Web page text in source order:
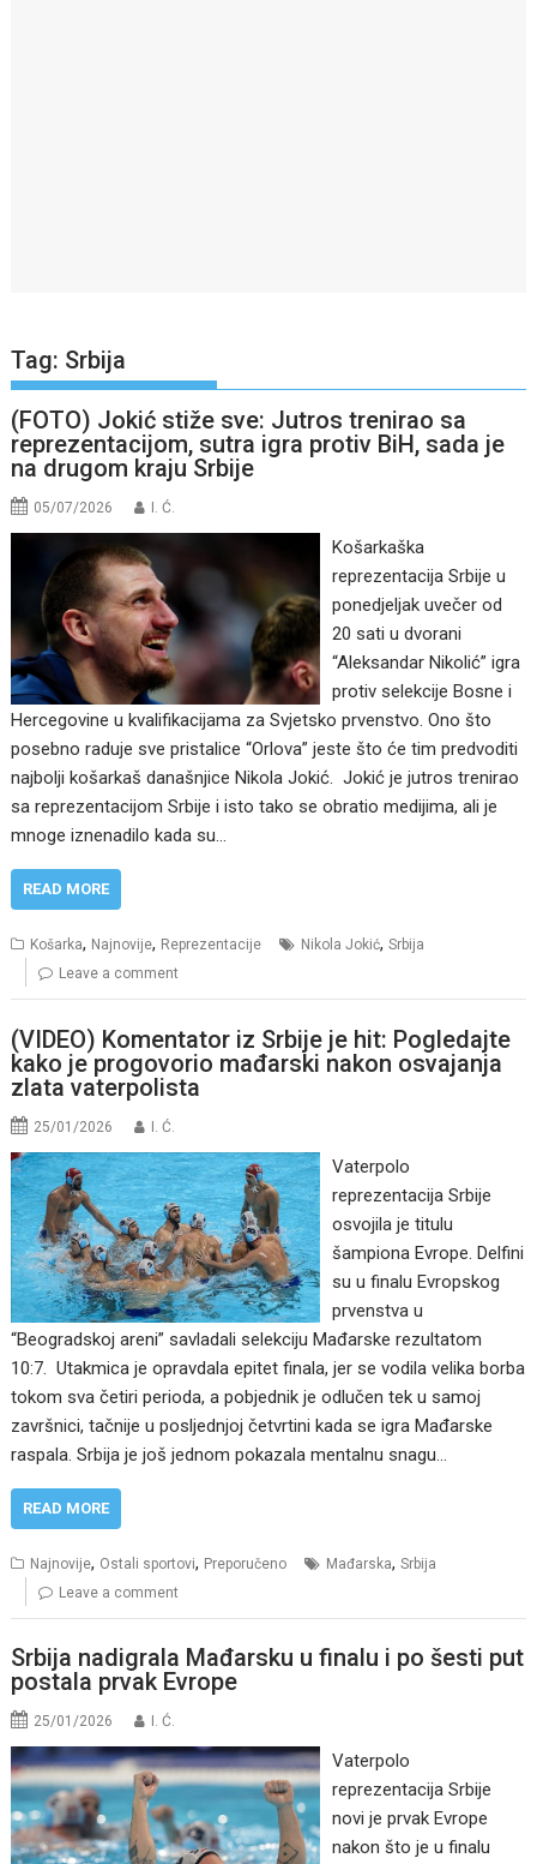
Tag: Srbija
(FOTO) Jokić stiže sve: Jutros trenirao sa
reprezentacijom, sutra igra protiv BiH, sada je
na drugom kraju Srbije
05/07/2026 I. Ć.
Košarkaška
reprezentacija Srbije u
ponedjeljak uvečer od
20 sati u dvorani
“Aleksandar Nikolić” igra
protiv selekcije Bosne i
Hercegovine u kvalifikacijama za Svjetsko prvenstvo. Ono što
posebno raduje sve pristalice “Orlova” jeste što će tim predvoditi
najbolji košarkaš današnjice Nikola Jokić. Jokić je jutros trenirao
sa reprezentacijom Srbije i isto tako se obratio medijima, ali je
mnoge iznenadilo kada su…
READ MORE
Košarka, Najnovije, Reprezentacije Nikola Jokić,Srbija
Leave a comment
(VIDEO) Komentator iz Srbije je hit: Pogledajte
kako je progovorio mađarski nakon osvajanja
zlata vaterpolista
25/01/2026 I. Ć.
Vaterpolo
reprezentacija Srbije
osvojila je titulu
šampiona Evrope. Delfini
su u finalu Evropskog
prvenstva u
“Beogradskoj areni” savladali selekciju Mađarske rezultatom
10:7. Utakmica je opravdala epitet finala, jer se vodila velika borba
tokom sva četiri perioda, a pobjednik je odlučen tek u samoj
završnici, tačnije u posljednjoj četvrtini kada se igra Mađarske
raspala. Srbija je još jednom pokazala mentalnu snagu…
READ MORE
Najnovije, Ostali sportovi, Preporučeno Mađarska,Srbija
Leave a comment
Srbija nadigrala Mađarsku u finalu i po šesti put
postala prvak Evrope
25/01/2026 I. Ć.
Vaterpolo
reprezentacija Srbije
novi je prvak Evrope
nakon što je u finalu